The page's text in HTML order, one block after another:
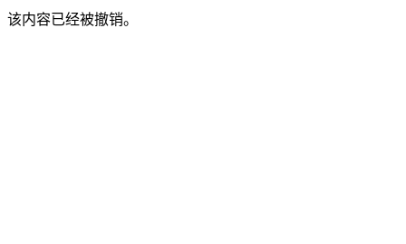
该内容已经被撤销。